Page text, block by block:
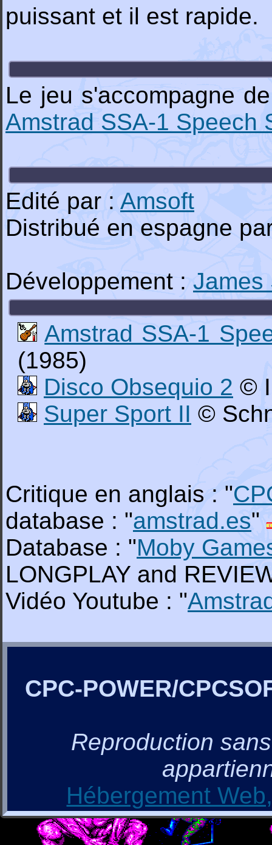
puissant et il est rapide.
Le jeu s'accompagne
Amstrad SSA-1 Speech
Edité par : Amsoft
Distribué en espagne
Développement : James
Amstrad SSA-1
(1985)
Disco Obsequio 2 ©
Super Sport II ©
Critique en anglais : "
database : "amstrad.es"
Database : "Moby
LONGPLAY and
Vidéo Youtube : "
CPC-POWER/
Reproduction
Hébergement